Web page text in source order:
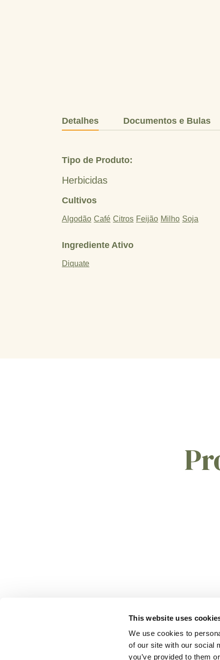
This website uses
We use cookies to
of our site with our social
you’ve provided to them
Detalhes Documentos e Bulas
Tipo de Produto:
Herbicidas
Cultivos
Algodão Café Citros Feijão Milho Soja
Ingrediente Ativo
Diquate